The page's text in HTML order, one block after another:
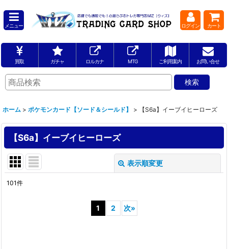
メニュー ログイン カート
買取 ガチャ ロルカナ MTG ご利用案内 お問い合せ
ホーム > ポケモンカード【ソード＆シールド】 > 【S6a】イーブイヒーローズ
【S6a】イーブイヒーローズ
表示順変更
101件
1 2 次»